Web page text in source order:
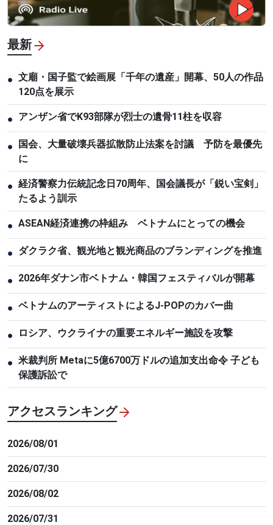
最新
● 文廟・国子監で絵画展「千年の遺産」開幕、50人の作品
120点を展示
● アンザン省でK93部隊が烈士の遺骨11柱を収容
●
国会、大量破壊兵器拡散防止法案を討議 予防を最優先
に
● 経済警察力伝統記念日70周年、国会議長が「鋭い宝剣」
たるよう訓示
● ASEAN経済連携の枠組み ベトナムにとっての機会
● ダクラク省、観光地と観光商品のブランディングを推進
● 2026年ダナン市ベトナム・韓国フェスティバルが開幕
● ベトナムのアーティストによるJ-POPのカバー曲
● ロシア、ウクライナの重要エネルギー施設を攻撃
● 米裁判所 Metaに5億6700万ドルの追加支出命令 子ども
保護訴訟で
アクセスランキング
2026/08/01
2026/07/30
2026/08/02
2026/07/31